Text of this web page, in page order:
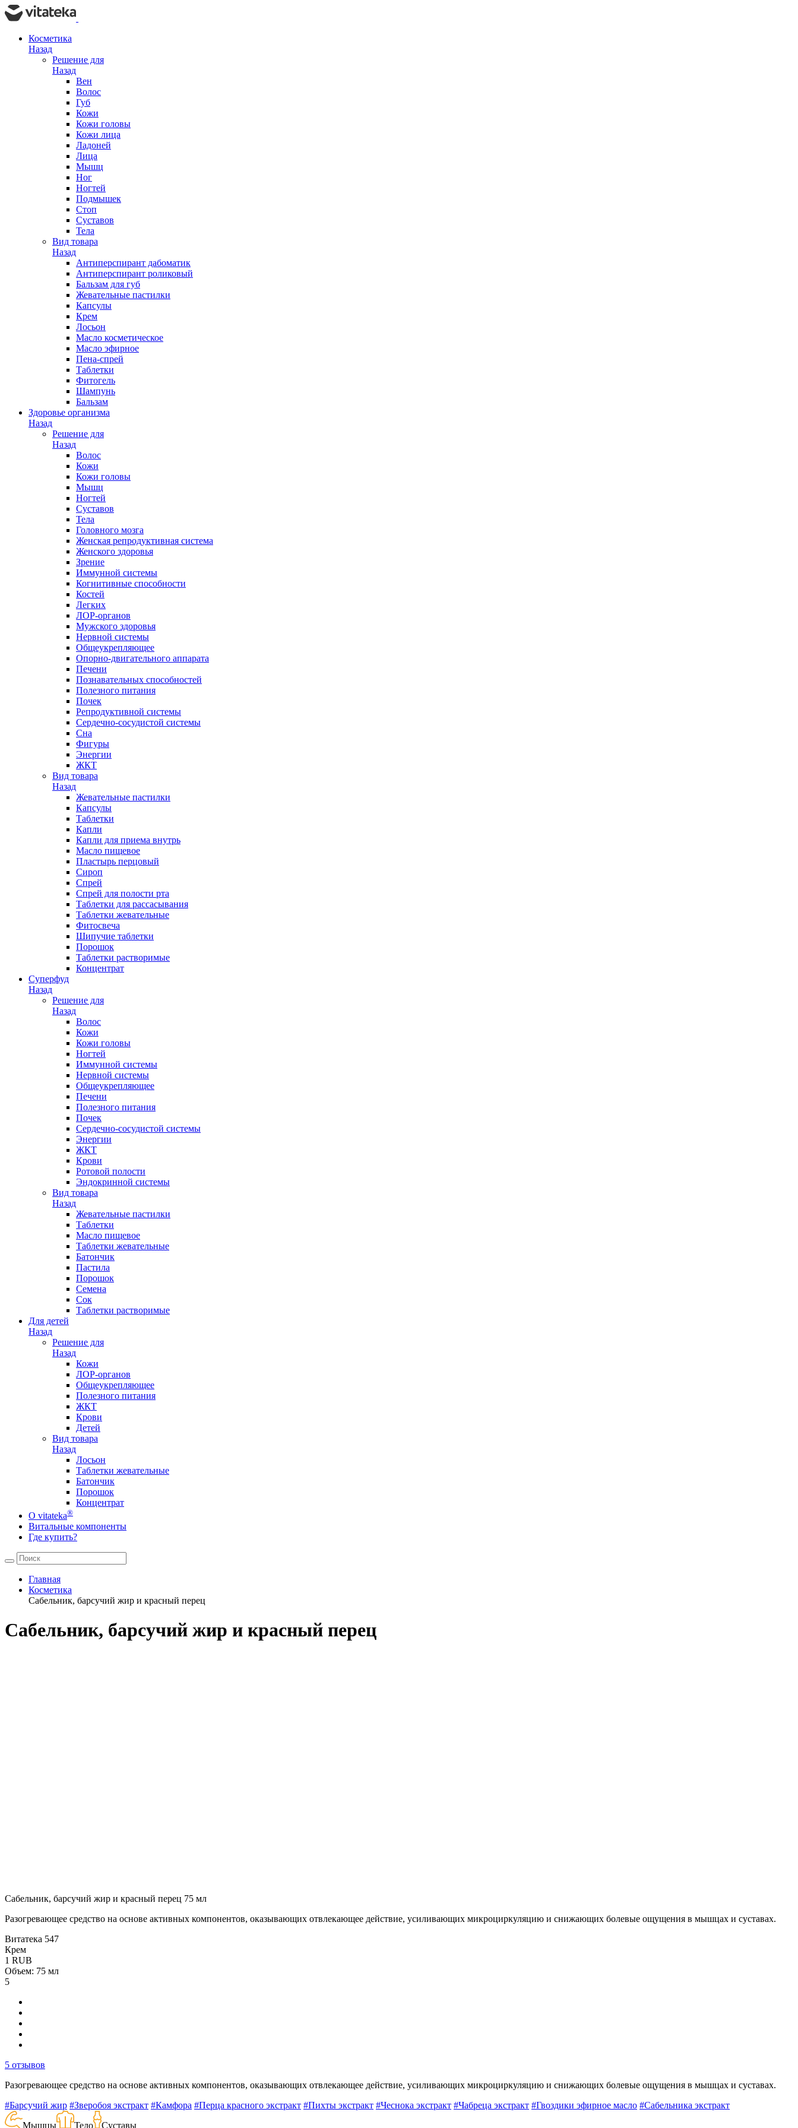
Косметика
Назад
Решение для
Назад
Вен
Волос
Губ
Кожи
Кожи головы
Кожи лица
Ладоней
Лица
Мышц
Ног
Ногтей
Подмышек
Стоп
Суставов
Тела
Вид товара
Назад
Антиперспирант дабоматик
Антиперспирант роликовый
Бальзам для губ
Жевательные пастилки
Капсулы
Крем
Лосьон
Масло косметическое
Масло эфирное
Пена-спрей
Таблетки
Фитогель
Шампунь
Бальзам
Здоровье организма
Назад
Решение для
Назад
Волос
Кожи
Кожи головы
Мышц
Ногтей
Суставов
Тела
Головного мозга
Женская репродуктивная система
Женского здоровья
Зрение
Иммунной системы
Когнитивные способности
Костей
Легких
ЛОР-органов
Мужского здоровья
Нервной системы
Общеукрепляющее
Опорно-двигательного аппарата
Печени
Познавательных способностей
Полезного питания
Почек
Репродуктивной системы
Сердечно-сосудистой системы
Сна
Фигуры
Энергии
ЖКТ
Вид товара
Назад
Жевательные пастилки
Капсулы
Таблетки
Капли
Капли для приема внутрь
Масло пищевое
Пластырь перцовый
Сироп
Спрей
Спрей для полости рта
Таблетки для рассасывания
Таблетки жевательные
Фитосвеча
Шипучие таблетки
Порошок
Таблетки растворимые
Концентрат
Суперфуд
Назад
Решение для
Назад
Волос
Кожи
Кожи головы
Ногтей
Иммунной системы
Нервной системы
Общеукрепляющее
Печени
Полезного питания
Почек
Сердечно-сосудистой системы
Энергии
ЖКТ
Крови
Ротовой полости
Эндокринной системы
Вид товара
Назад
Жевательные пастилки
Таблетки
Масло пищевое
Таблетки жевательные
Батончик
Пастила
Порошок
Семена
Сок
Таблетки растворимые
Для детей
Назад
Решение для
Назад
Кожи
ЛОР-органов
Общеукрепляющее
Полезного питания
ЖКТ
Крови
Детей
Вид товара
Назад
Лосьон
Таблетки жевательные
Батончик
Порошок
Концентрат
О vitateka®
Витальные компоненты
Где купить?
Главная
Косметика
Сабельник, барсучий жир и красный перец
Сабельник, барсучий жир и красный перец
Сабельник, барсучий жир и красный перец 75 мл
Разогревающее средство на основе активных компонентов, оказывающих отвлекающее действие, усиливающих микроциркуляцию и снижающих болевые ощущения в мышцах и суставах.
Витатека 547
Крем
1 RUB
Объем: 75 мл
5
5 отзывов
Разогревающее средство на основе активных компонентов, оказывающих отвлекающее действие, усиливающих микроциркуляцию и снижающих болевые ощущения в мышцах и суставах.
#Барсучий жир #Зверобоя экстракт #Камфора #Перца красного экстракт #Пихты экстракт #Чеснока экстракт #Чабреца экстракт #Гвоздики эфирное масло #Сабельника экстракт
Мышцы
Тело Суставы